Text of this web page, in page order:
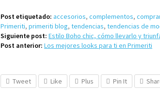
Post etiquetado: accesorios, complementos,
Primeriti, primeriti blog, tendencias, tendencias de
Siguiente post: Estilo Boho chic, cómo llevarlo y
Post anterior: Los mejores looks para ti en Primeriti
Tweet Like Plus Pin It